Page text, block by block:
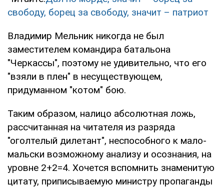
свободу, борец за свободу, значит – патриот
Владимир Мельник никогда не был
заместителем командира батальона
"Черкассы", поэтому не удивительно, что его
"взяли в плен" в несуществующем,
придуманном "котом" бою.
Таким образом, налицо абсолютная ложь,
рассчитанная на читателя из разряда
"оголтелый дилетант", неспособного к мало-
мальски возможному анализу и осознания, на
уровне 2+2=4. Хочется вспомнить знаменитую
цитату, приписываемую министру пропаганды